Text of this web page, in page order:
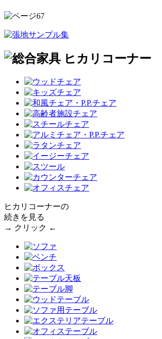
ヒカリコーナーの
続きを見る
→ クリック ←